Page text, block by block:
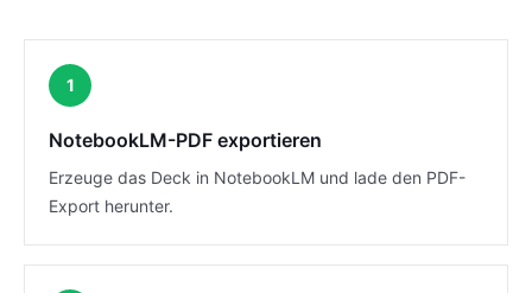
1
NotebookLM-PDF exportieren
Erzeuge das Deck in NotebookLM und lade den PDF-
Export herunter.